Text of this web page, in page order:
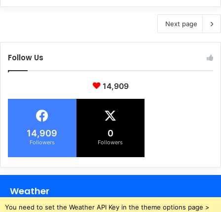
Next page
Follow Us
14,909
14,909
Followers
0
Followers
Weather
You need to set the Weather API Key in the theme options page >